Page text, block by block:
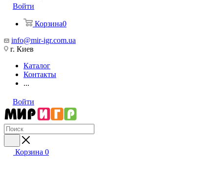
Войти
Корзина0
info@mir-igr.com.ua
г. Киев
Каталог
Контакты
...
Войти
Корзина 0